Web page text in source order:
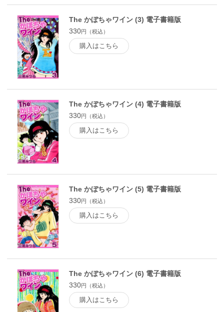
The かぼちゃワイン (3) 電子書籍版
330円（税込）
購入はこちら
The かぼちゃワイン (4) 電子書籍版
330円（税込）
購入はこちら
The かぼちゃワイン (5) 電子書籍版
330円（税込）
購入はこちら
The かぼちゃワイン (6) 電子書籍版
330円（税込）
購入はこちら